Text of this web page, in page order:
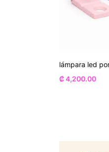
lámpara led
₡4,200.00